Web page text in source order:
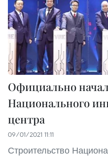
Официально
Национального
центра
09/01/2021 11:11
Строительство